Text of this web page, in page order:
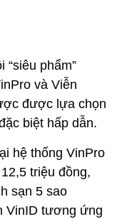
phẩm”
và Viễn
được lựa chọn
biệt hấp dẫn.
hệ thống VinPro
triệu đồng,
sạn 5 sao
VinID tương ứng